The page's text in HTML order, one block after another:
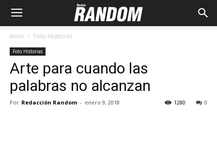
Inicio Foto Historias
Foto Historias
Arte para cuando las
palabras no alcanzan
Por Redacción Random - enero 9, 2018 0
1280